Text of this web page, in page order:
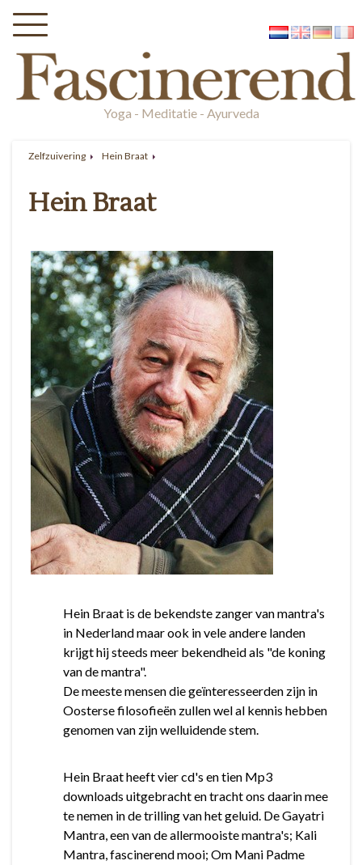
Yoga - Meditatie - Ayurveda
Zelfzuivering Hein Braat
Hein Braat
Hein Braat is de bekendste zanger van mantra's
in Nederland maar ook in vele andere landen
krijgt hij steeds meer bekendheid als "de koning
van de mantra".
De meeste mensen die geïnteresseerden zijn in
Oosterse filosofieën zullen wel al kennis hebben
genomen van zijn welluidende stem.
Hein Braat heeft vier cd's en tien Mp3
downloads uitgebracht en tracht ons daarin mee
te nemen in de trilling van het geluid. De Gayatri
Mantra, een van de allermooiste mantra's; Kali
Mantra, fascinerend mooi; Om Mani Padme